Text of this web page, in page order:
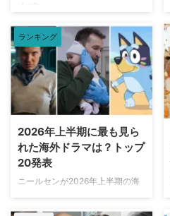
出演
HBOの話題作『I LOVE LA』シー
ズン2に、『キングスマン』のタ
ロン・エジャトンや『The
Gifted ザ・ギフテッド』のジェ
イミー・チャンら注目キャストが
ゲスト出演することがわかった。
米Deadlineが報じている。 過酷
なハリウッドで夢を追う若者たち
の物語『I LOVE LA』 レイチェ
ル・セノット（『ボトムス ～最
底で最強？な私たち～』）が製
作・製作総指揮・主演を兼任する
『I Love LA』は、ロサンゼルス
を舞台に人生と恋を模索する野心
ランキング
2026年上半期に最も見ら
れた海外ドラマは？トップ
20発表
ニールセンが2026年上半期の海
発表。「総合」「オリジナルドラ